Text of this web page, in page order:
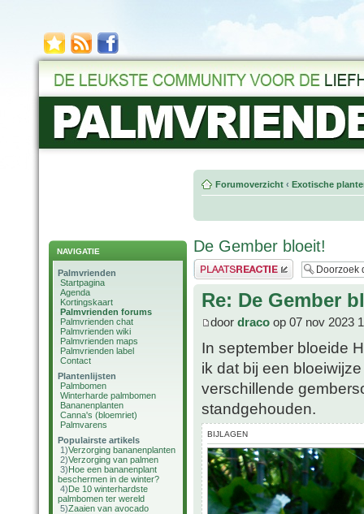
NAVIGATIE
Palmvrienden
Startpagina
Agenda
Kortingskaart
Palmvrienden forums
Palmvrienden chat
Palmvrienden wiki
Palmvrienden maps
Palmvrienden label
Contact
Plantenlijsten
Palmbomen
Winterharde palmbomen
Bananenplanten
Canna's (bloemriet)
Palmvarens
Populairste artikels
1)Verzorging bananenplanten
2)Verzorging van palmen
3)Hoe een bananenplant
beschermen in de winter?
4)De 10 winterhardste
palmbomen ter wereld
5)Zaaien van avocado
Forumoverzicht ‹ Exotische
De Gember bloeit!
Plaats een reactie
Re: De Gember
door draco op 07 nov 2023
In september bloeide
ik dat bij een
verschillende
standgehouden.
BIJLAGEN